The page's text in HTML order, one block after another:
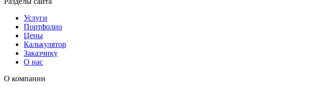
Услуги
Портфолио
Цены
Калькулятор
Заказчику
О нас
О компании